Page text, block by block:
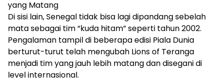
yang Matang
Di sisi lain, Senegal tidak bisa lagi dipandang sebelah
mata sebagai tim “kuda hitam” seperti tahun 2002.
Pengalaman tampil di beberapa edisi Piala Dunia
berturut-turut telah mengubah Lions of Teranga
menjadi tim yang jauh lebih matang dan disegani di
level internasional.